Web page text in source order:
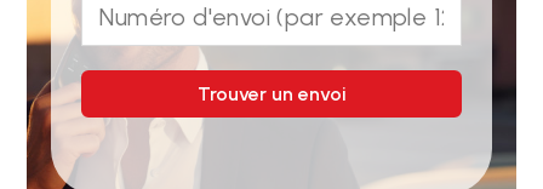
Trouver un envoi